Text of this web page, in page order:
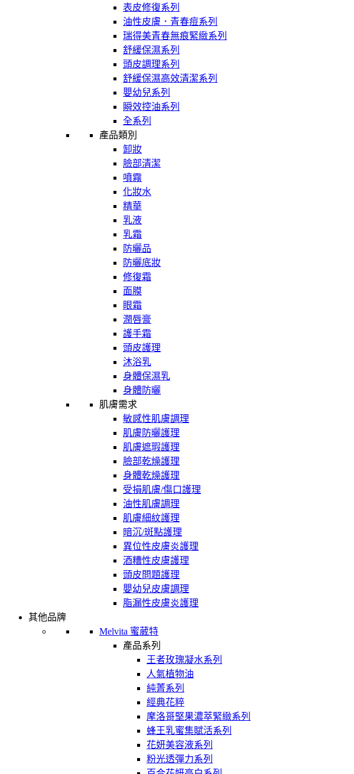
表皮修復系列
油性皮膚．青春痘系列
瑞得美青春無痕緊緻系列
舒緩保濕系列
頭皮調理系列
舒緩保濕高效清潔系列
嬰幼兒系列
瞬效控油系列
全系列
產品類別
卸妝
臉部清潔
噴霧
化妝水
精華
乳液
乳霜
防曬品
防曬底妝
修復霜
面膜
眼霜
潤唇膏
護手霜
頭皮護理
沐浴乳
身體保濕乳
身體防曬
肌膚需求
敏感性肌膚調理
肌膚防曬護理
肌膚遮瑕護理
臉部乾燥護理
身體乾燥護理
受損肌膚/傷口護理
油性肌膚調理
肌膚細紋護理
暗沉/斑點護理
異位性皮膚炎護理
酒糟性皮膚護理
頭皮問題護理
嬰幼兒皮膚調理
脂漏性皮膚炎護理
其他品牌
Melvita 蜜葳特
產品系列
王者玫瑰凝水系列
人氣植物油
純菁系列
經典花粹
摩洛哥堅果濃萃緊緻系列
蜂王乳蜜集賦活系列
花妍美容液系列
粉光透彈力系列